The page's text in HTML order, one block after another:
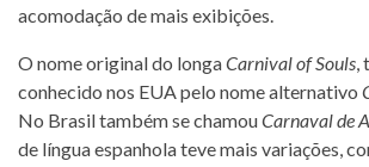
acomodação de mais exibições.
O nome original do longaCarnival of Souls,
conhecido nos EUA pelo nome alternativo
No Brasil também se chamouCarnaval de
de língua espanhola teve mais variações,